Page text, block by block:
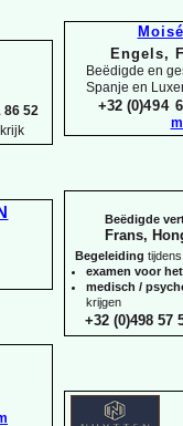
Engels,
Beëdigde en
Spanje en
+32 (0)494
Beëdigde
Frans,
Begeleiding
examen voor
medisch /
krijgen
+32 (0)498 57
86 52